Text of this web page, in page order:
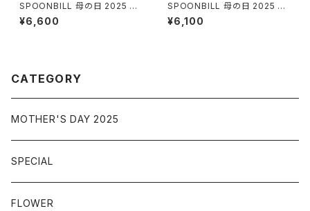
SPOONBILL 母の日 2025 ア
レンジメント
¥6,600
SPOONBILL 母の日 2025 ア
レンジメント（4/25まで早割）
¥6,100
CATEGORY
MOTHER'S DAY 2025
SPECIAL
FLOWER